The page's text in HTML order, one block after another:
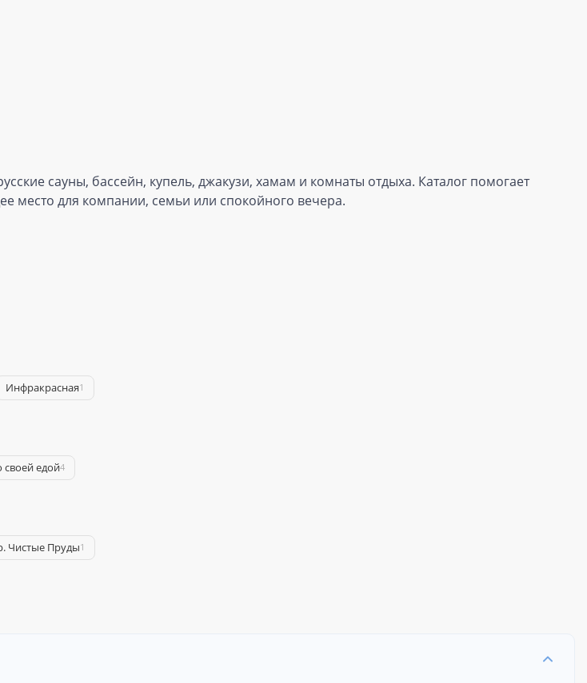
сауны, бассейн, купель, джакузи, хамам и комнаты отдыха. Каталог помогает
место для компании, семьи или спокойного вечера.
Инфракрасная1
своей едой4
Чистые Пруды1